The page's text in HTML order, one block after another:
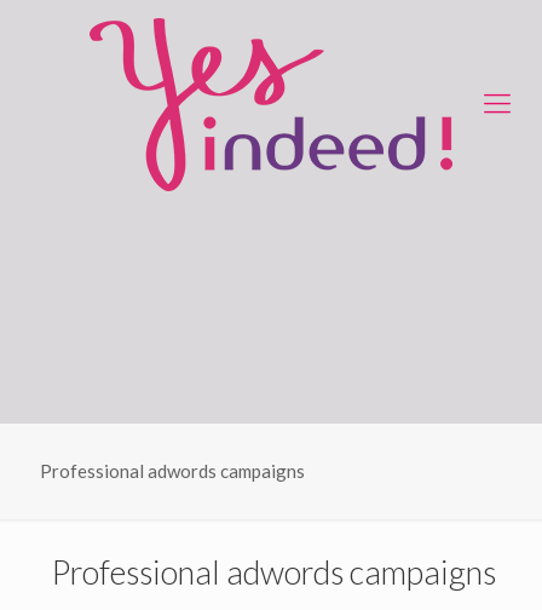
Professional adwords campaigns
Professional adwords campaigns